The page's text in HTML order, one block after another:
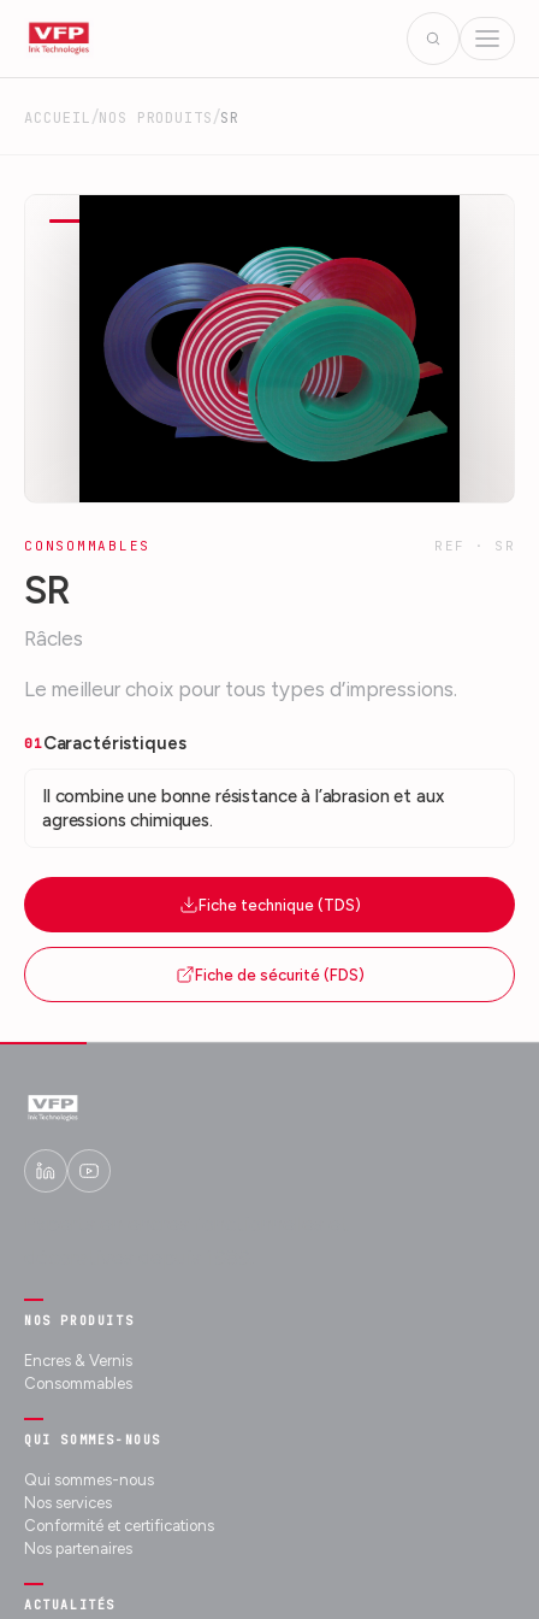
ACCUEIL/NOS PRODUITS/SR
CONSOMMABLES REF · SR
SR
Râcles
Le meilleur choix pour tous types d’impressions.
01Caractéristiques
Il combine une bonne résistance à l’abrasion et aux
agressions chimiques.
Fiche technique (TDS)
Fiche de sécurité (FDS)
NOS PRODUITS
Encres & Vernis
Consommables
QUI SOMMES-NOUS
Qui sommes-nous
Nos services
Conformité et certifications
Nos partenaires
ACTUALITÉS